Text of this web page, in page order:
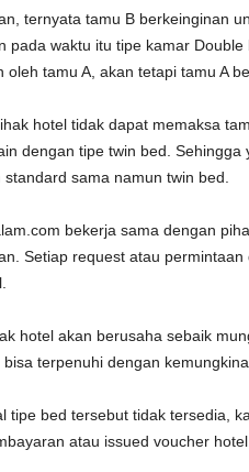
ternyata tamu B berkeinginan
pada waktu itu tipe kamar
tamu A, akan tetapi tamu A
hotel tidak dapat memaksa
dengan tipe twin bed. Sehingga
sama namun twin bed.
bekerja sama dengan
Setiap request atau
hotel akan berusaha sebaik
terpenuhi dengan
tipe bed tersebut tidak tersedia,
atau issued voucher